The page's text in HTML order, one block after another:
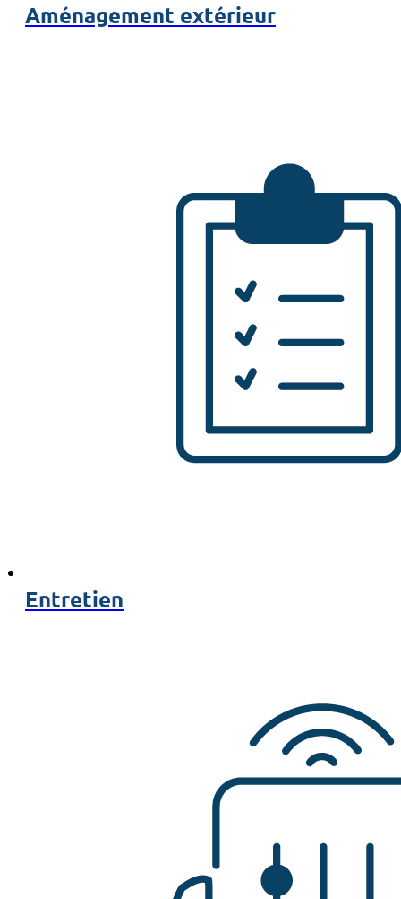
Aménagement extérieur
Entretien